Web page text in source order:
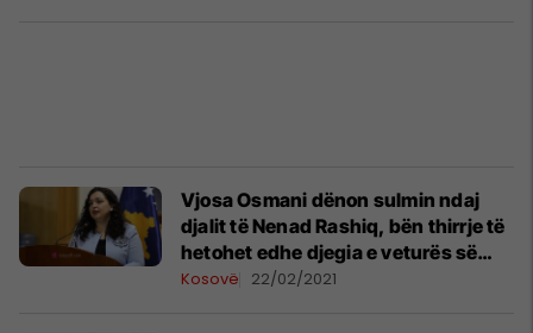
Vjosa Osmani dënon sulmin ndaj
djalit të Nenad Rashiq, bën thirrje të
hetohet edhe djegia e veturës së
Bajqinovcit
Kosovë 22/02/2021